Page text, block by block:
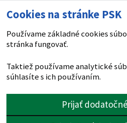
Cookies na stránke PSK
Používame základné cookies
stránka fungovať.
Taktiež používame analytické
súhlasíte s ich používaním.
Prijať